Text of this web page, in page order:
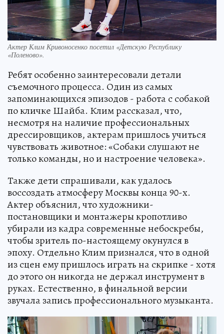
Актер Клим Кривоносенко посетил «Детскую Республику
«Поленово».
Ребят особенно заинтересовали детали
съемочного процесса. Один из самых
запоминающихся эпизодов - работа с собакой
по кличке Шайба. Клим рассказал, что,
несмотря на наличие профессиональных
дрессировщиков, актерам пришлось учиться
чувствовать животное: «Собаки слушают не
только команды, но и настроение человека».
Также дети спрашивали, как удалось
воссоздать атмосферу Москвы конца 90-х.
Актер объяснил, что художники-
постановщики и монтажеры кропотливо
убирали из кадра современные небоскребы,
чтобы зритель по-настоящему окунулся в
эпоху. Отдельно Клим признался, что в одной
из сцен ему пришлось играть на скрипке - хотя
до этого он никогда не держал инструмент в
руках. Естественно, в финальной версии
звучала запись профессионального музыканта.